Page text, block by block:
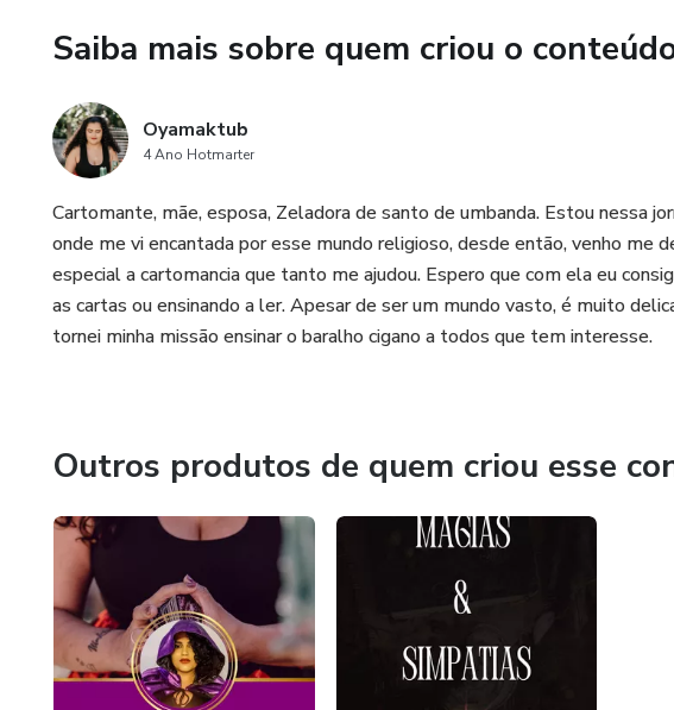
Saiba mais sobre quem criou o
Oyamaktub
4 Ano Hotmarter
Cartomante, mãe, esposa, Zeladora de santo de umbanda. Estou nessa
onde me vi encantada por esse mundo religioso, desde então, venho me
especial a cartomancia que tanto me ajudou. Espero que com ela eu
as cartas ou ensinando a ler. Apesar de ser um mundo vasto, é muito
tornei minha missão ensinar o baralho cigano a todos que tem interesse.
Outros produtos de quem criou esse